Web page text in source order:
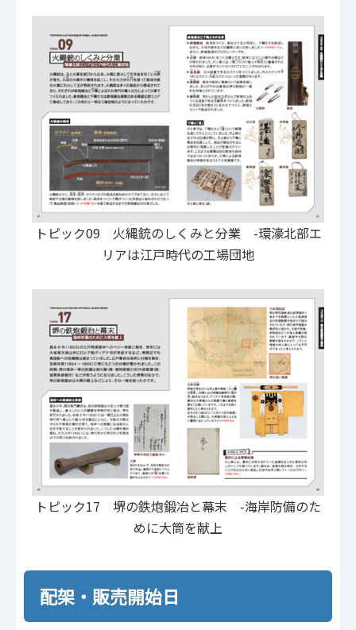
トピック09 火縄銃のしくみと分業 -環濠北部エ
リアは江戸時代の工場団地
トピック17 堺の鉄炮鍛冶と幕末 -海岸防備のた
めに大筒を献上
配架・販売開始日